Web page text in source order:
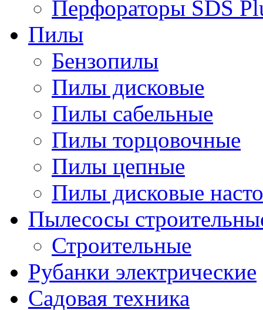
Перфораторы SDS
Пилы
Бензопилы
Пилы дисковые
Пилы сабельные
Пилы торцовочные
Пилы цепные
Пилы дисковые
Пылесосы
Строительные
Рубанки электрические
Садовая техника